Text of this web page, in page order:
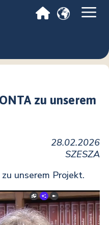
zu unserem
28.02.2026
SZESZA
unserem Projekt.